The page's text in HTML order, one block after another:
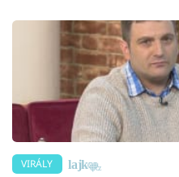
VIRÁLY